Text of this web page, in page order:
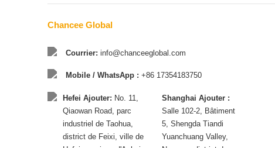
Chancee Global
Courrier: info@chanceeglobal.com
Mobile / WhatsApp : +86 17354183750
Hefei Ajouter: No. 11,
Qiaowan Road, parc
industriel de Taohua,
district de Feixi, ville de
Shanghai Ajouter :
Salle 102-2, Bâtiment
5, Shengda Tiandi
Yuanchuang Valley,